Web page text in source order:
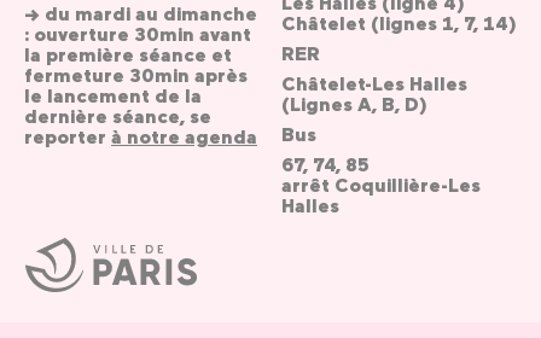
Ville
de
Paris
→ du mardi au dimanche
: ouverture 30min avant
la première séance et
fermeture 30min après
le lancement de la
dernière séance, se
reporter à notre agenda
Châtelet (lignes 1, 7, 14)
RER
Châtelet-Les Halles
(Lignes A, B, D)
Bus
67, 74, 85
arrêt Coquillière-Les
Halles